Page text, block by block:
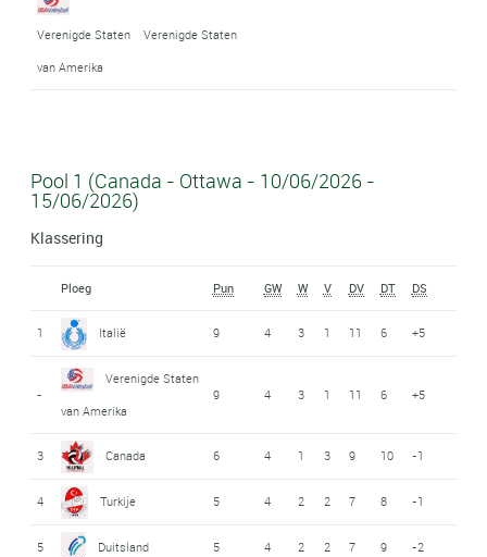
Verenigde Staten
van Amerika
Verenigde Staten
Pool 1 (Canada - Ottawa - 10/06/2026 -
15/06/2026)
Klassering
Ploeg Pun GW W V DV DT DS
1 Italië 9 4 3 1 11 6 +5
-
Verenigde Staten
van Amerika
9 4 3 1 11 6 +5
3 Canada 6 4 1 3 9 10 -1
4 Turkije 5 4 2 2 7 8 -1
5 Duitsland 5 4 2 2 7 9 -2